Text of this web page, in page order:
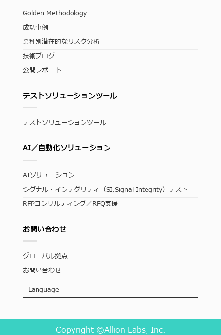
Golden Methodology
成功事例
業種別潜在的なリスク分析
技術ブログ
公開レポート
テストソリューションツール
テストソリューションツール
AI／自動化ソリューション
AIソリューション
シグナル・インテグリティ（SI,Signal Integrity）テスト
RFPコンサルティング／RFQ支援
お問い合わせ
グローバル拠点
お問い合わせ
Language
Copyright ©Allion Labs, Inc.